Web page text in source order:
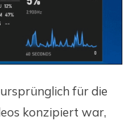
für die
konzipiert war,